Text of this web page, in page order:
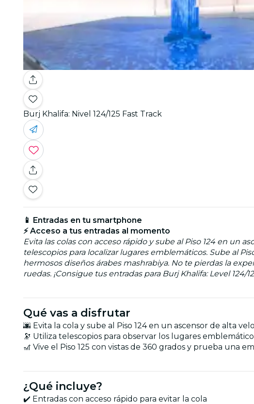
Burj Khalifa: Nivel 124/125 Fast Track
📱 Entradas en tu smartphone
⚡ Acceso a tus entradas al momento
Evita las colas con acceso rápido y sube al Piso 124 en un
telescopios para localizar lugares emblemáticos. Sube al
hermosos diseños árabes mashrabiya. No te pierdas la
ruedas. ¡Consigue tus entradas para Burj Khalifa: Level 124/
Qué vas a disfrutar
🌆 Evita la cola y sube al Piso 124 en un ascensor de alta
🔭 Utiliza telescopios para observar los lugares
🎢 Vive el Piso 125 con vistas de 360 grados y prueba una
¿Qué incluye?
✔️ Entradas con acceso rápido para evitar la cola